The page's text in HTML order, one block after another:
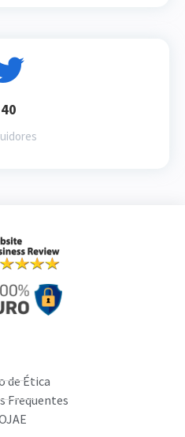
40
de Ética
Frequentes